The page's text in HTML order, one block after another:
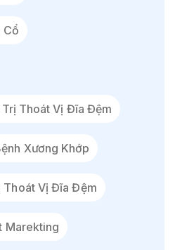
Cổ
Thoát Vị Đĩa Đệm
Xương Khớp
Thoát Vị Đĩa Đệm
Marekting